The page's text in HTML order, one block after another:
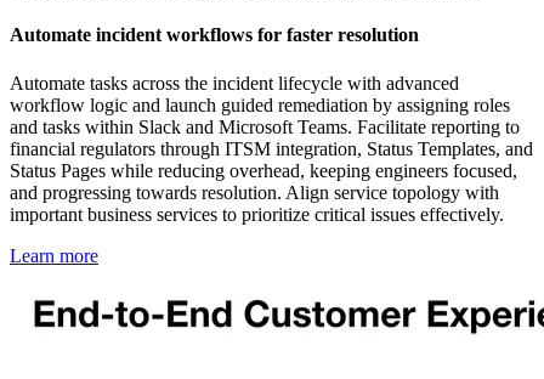
Automate incident workflows for faster resolution
Automate tasks across the incident lifecycle with advanced
workflow logic and launch guided remediation by assigning roles
and tasks within Slack and Microsoft Teams. Facilitate reporting to
financial regulators through ITSM integration, Status Templates, and
Status Pages while reducing overhead, keeping engineers focused,
and progressing towards resolution. Align service topology with
important business services to prioritize critical issues effectively.
Learn more